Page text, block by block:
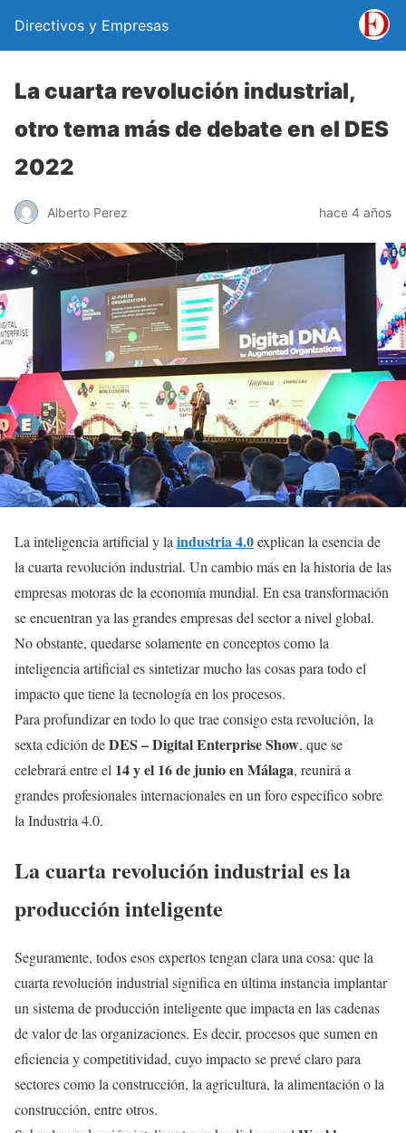
Directivos y Empresas
La cuarta revolución industrial,
otro tema más de debate en el DES
2022
Alberto Perez hace 4 años
La inteligencia artificial y la industria 4.0explican la esencia de
la cuarta revolución industrial. Un cambio más en la historia de las
empresas motoras de la economía mundial. En esa transformación
se encuentran ya las grandes empresas del sector a nivel global.
No obstante, quedarse solamente en conceptos como la
inteligencia artificial es sintetizar mucho las cosas para todo el
impacto que tiene la tecnología en los procesos.
Para profundizar en todo lo que trae consigo esta revolución, la
sexta edición deDES – Digital Enterprise Show, que se
celebrará entre el 14 y el 16 de junio en Málaga, reunirá a
grandes profesionales internacionales en un foro específico sobre
la Industria 4.0.
La cuarta revolución industrial es la
producción inteligente
Seguramente, todos esos expertos tengan clara una cosa: que la
cuarta revolución industrial significa en última instancia implantar
un sistema de producción inteligente que impacta en las cadenas
de valor de las organizaciones. Es decir, procesos que sumen en
eficiencia y competitividad, cuyo impacto se prevé claro para
sectores como la construcción, la agricultura, la alimentación o la
construcción, entre otros.